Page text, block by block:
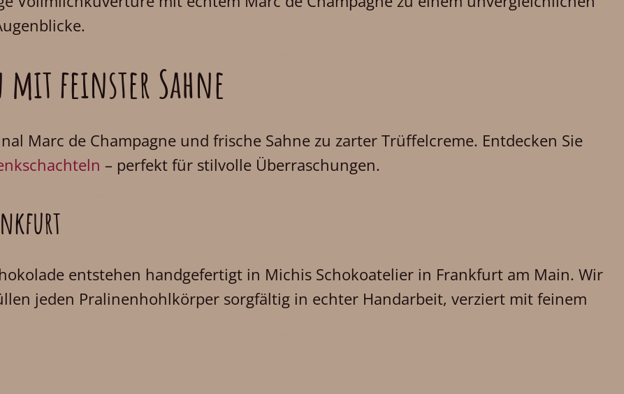
mit feinster Sahne
Marc de Champagne und frische Sahne zu zarter Trüffelcreme. Entdecken Sie
– perfekt für stilvolle Überraschungen.
entstehen handgefertigt in Michis Schokoatelier in Frankfurt am Main. Wir
jeden Pralinenhohlkörper sorgfältig in echter Handarbeit, verziert mit feinem